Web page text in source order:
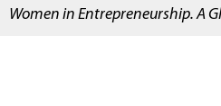
Women in Entrepreneurship. A